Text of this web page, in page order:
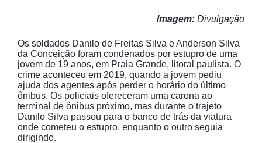
Imagem: Divulgação
Os soldados Danilo de Freitas Silva e Anderson Silva
da Conceição foram condenados por estupro de uma
jovem de 19 anos, em Praia Grande, litoral paulista. O
crime aconteceu em 2019, quando a jovem pediu
ajuda dos agentes após perder o horário do último
ônibus. Os policiais ofereceram uma carona ao
terminal de ônibus próximo, mas durante o trajeto
Danilo Silva passou para o banco de trás da viatura
onde cometeu o estupro, enquanto o outro seguia
dirigindo.